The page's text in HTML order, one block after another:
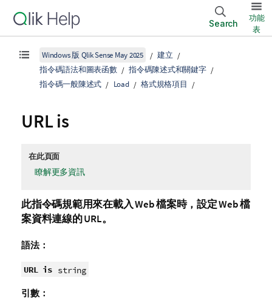
Search
功能
表
Windows 版 Qlik Sense May 2025
建立
指令碼語法和圖表函數
指令碼陳述式和關鍵字
指令碼一般陳述式
Load 格式規格項目
URL is
在此頁面
瞭解更多資訊
此指令碼規範用來在載入 Web 檔案時，設定 Web 檔
案資料連線的 URL。
語法：
URL is string
引數：